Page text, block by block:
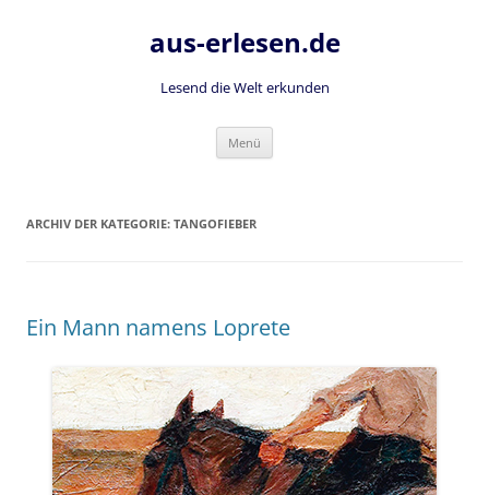
aus-erlesen.de
Lesend die Welt erkunden
Menü
ARCHIV DER KATEGORIE: TANGOFIEBER
Ein Mann namens Loprete